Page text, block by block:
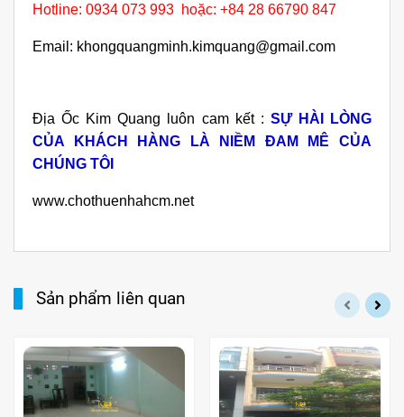
Hotline: 0934 073 993 hoặc: +84 28 66790 847
Email: khongquangminh.kimquang@gmail.com
Địa Ốc Kim Quang luôn cam kết : SỰ HÀI LÒNG
CỦA KHÁCH HÀNG LÀ NIỀM ĐAM MÊ CỦA
CHÚNG TÔI
www.chothuenhahcm.net
Sản phẩm liên quan